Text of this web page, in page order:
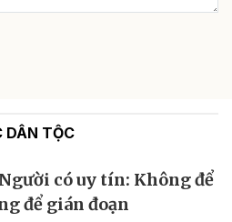
DÂN TỘC
có uy tín: Không để
để gián đoạn